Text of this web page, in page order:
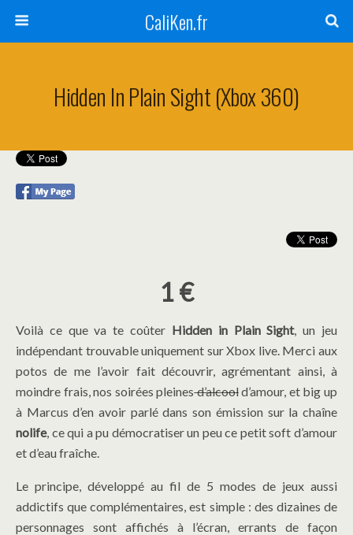
CaliKen.fr
Hidden In Plain Sight (Xbox 360)
1 €
Voilà ce que va te coûter Hidden in Plain Sight, un jeu
indépendant trouvable uniquement sur Xbox live. Merci aux
potos de me l’avoir fait découvrir, agrémentant ainsi, à
moindre frais, nos soirées pleinesd’alcoold’amour, et big up
à Marcus d’en avoir parlé dans son émission sur la chaîne
nolife, ce qui a pu démocratiser un peu ce petit soft d’amour
et d’eau fraîche.
Le principe, développé au fil de 5 modes de jeux aussi
addictifs que complémentaires, est simple : des dizaines de
personnages sont affichés à l’écran, errants de façon